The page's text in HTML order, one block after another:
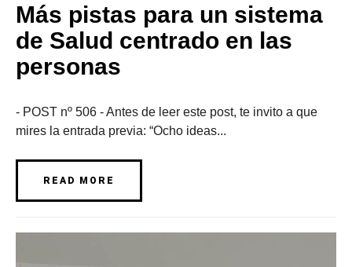
Más pistas para un sistema
de Salud centrado en las
personas
- POST nº 506 - Antes de leer este post, te invito a que
mires la entrada previa: “Ocho ideas...
READ MORE